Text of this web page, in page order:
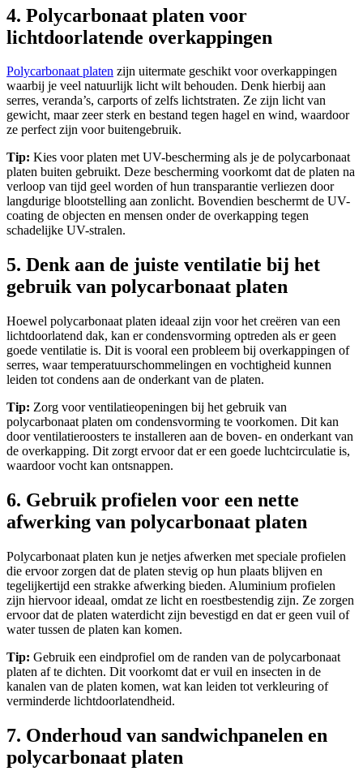
4. Polycarbonaat platen voor
lichtdoorlatende overkappingen
Polycarbonaat platen zijn uitermate geschikt voor overkappingen
waarbij je veel natuurlijk licht wilt behouden. Denk hierbij aan
serres, veranda’s, carports of zelfs lichtstraten. Ze zijn licht van
gewicht, maar zeer sterk en bestand tegen hagel en wind, waardoor
ze perfect zijn voor buitengebruik.
Tip: Kies voor platen met UV-bescherming als je de polycarbonaat
platen buiten gebruikt. Deze bescherming voorkomt dat de platen na
verloop van tijd geel worden of hun transparantie verliezen door
langdurige blootstelling aan zonlicht. Bovendien beschermt de UV-
coating de objecten en mensen onder de overkapping tegen
schadelijke UV-stralen.
5. Denk aan de juiste ventilatie bij het
gebruik van polycarbonaat platen
Hoewel polycarbonaat platen ideaal zijn voor het creëren van een
lichtdoorlatend dak, kan er condensvorming optreden als er geen
goede ventilatie is. Dit is vooral een probleem bij overkappingen of
serres, waar temperatuurschommelingen en vochtigheid kunnen
leiden tot condens aan de onderkant van de platen.
Tip: Zorg voor ventilatieopeningen bij het gebruik van
polycarbonaat platen om condensvorming te voorkomen. Dit kan
door ventilatieroosters te installeren aan de boven- en onderkant van
de overkapping. Dit zorgt ervoor dat er een goede luchtcirculatie is,
waardoor vocht kan ontsnappen.
6. Gebruik profielen voor een nette
afwerking van polycarbonaat platen
Polycarbonaat platen kun je netjes afwerken met speciale profielen
die ervoor zorgen dat de platen stevig op hun plaats blijven en
tegelijkertijd een strakke afwerking bieden. Aluminium profielen
zijn hiervoor ideaal, omdat ze licht en roestbestendig zijn. Ze zorgen
ervoor dat de platen waterdicht zijn bevestigd en dat er geen vuil of
water tussen de platen kan komen.
Tip: Gebruik een eindprofiel om de randen van de polycarbonaat
platen af te dichten. Dit voorkomt dat er vuil en insecten in de
kanalen van de platen komen, wat kan leiden tot verkleuring of
verminderde lichtdoorlatendheid.
7. Onderhoud van sandwichpanelen en
polycarbonaat platen